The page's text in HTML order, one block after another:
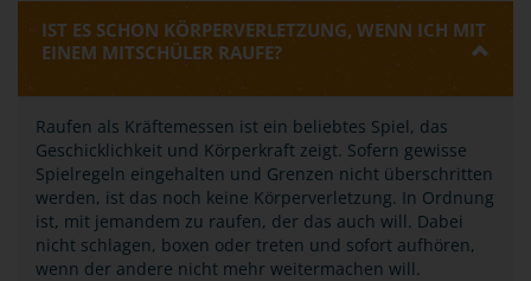
IST ES SCHON KÖRPERVERLETZUNG, WENN ICH MIT
EINEM MITSCHÜLER RAUFE?
Raufen als Kräftemessen ist ein beliebtes Spiel, das
Geschicklichkeit und Körperkraft zeigt. Sofern gewisse
Spielregeln eingehalten und Grenzen nicht überschritten
werden, ist das noch keine Körperverletzung. In Ordnung
ist, mit jemandem zu raufen, der das auch will. Dabei
nicht schlagen, boxen oder treten und sofort aufhören,
wenn der andere nicht mehr weitermachen will.